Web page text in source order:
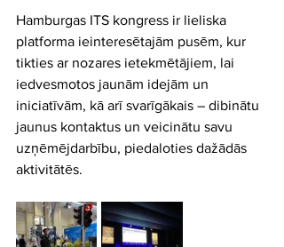
Hamburgas ITS kongress ir lieliska
platforma ieinteresētajām pusēm, kur
tikties ar nozares ietekmētājiem, lai
iedvesmotos jaunām idejām un
iniciatīvām, kā arī svarīgākais – dibinātu
jaunus kontaktus un veicinātu savu
uzņēmējdarbību, piedaloties dažādās
aktivitātēs.